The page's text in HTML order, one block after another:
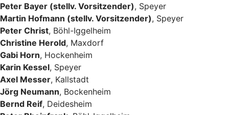
Peter Bayer (stellv. Vorsitzender), Speyer
Martin Hofmann (stellv. Vorsitzender), Speyer
Peter Christ, Böhl-Iggelheim
Christine Herold, Maxdorf
Gabi Horn, Hockenheim
Karin Kessel, Speyer
Axel Messer, Kallstadt
Jörg Neumann, Bockenheim
Bernd Reif, Deidesheim